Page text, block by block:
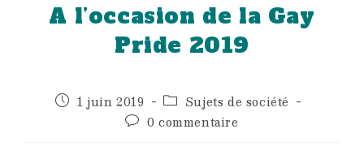
A l’occasion de la Gay
Pride 2019
Publication
publiée :
1 juin 2019 Post
category:
Sujets de société
Commentaires
0 commentaire